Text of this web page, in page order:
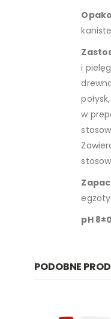
i
w
pH
PODOBNE